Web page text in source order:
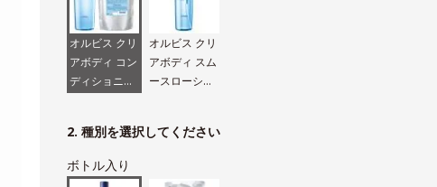
オルビス クリ
アボディ コン
ディショニン
オルビス クリ
アボディ スム
ースローショ
2. 種別を選択してください
ボトル入り